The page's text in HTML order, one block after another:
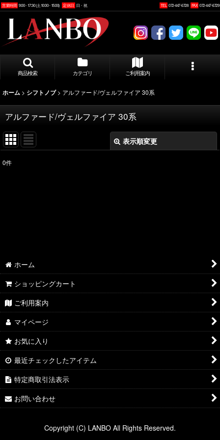
営業時間 9:00 - 17:30 (土10:00 - 15:00) 定休日 日・祝 TEL 072-447-6728 FAX 072-447-6729
商品検索 カテゴリ ご利用案内
ホーム > シフトノブ > アルファード/ヴェルファイア 30系
アルファード/ヴェルファイア 30系
表示順変更
表示数
0件
ホーム
ショッピングカート
ご利用案内
マイページ
お気に入り
最近チェックしたアイテム
特定商取引法表示
お問い合わせ
Copyright (C) LANBO All Rights Reserved.